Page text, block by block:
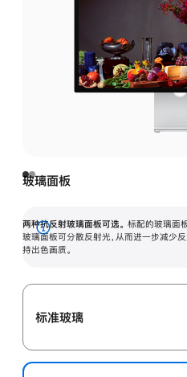
玻璃面板
两种抗反射玻璃面板可选。 标配的玻璃面
玻璃面板可分散反射光，从而进一步减少
持出色画质。
展
开
标准玻璃